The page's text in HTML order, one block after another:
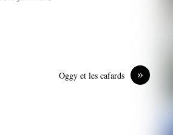
»
Oggy et les cafards